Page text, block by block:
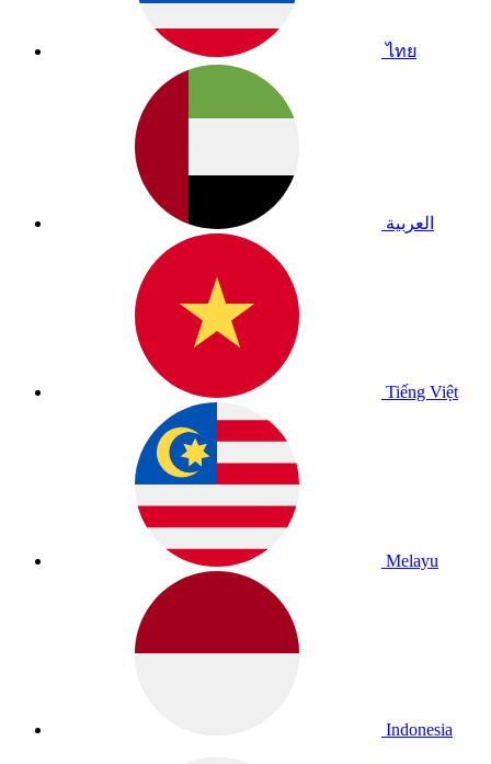
ไทย
العربية
Tiếng Việt
Melayu
Indonesia